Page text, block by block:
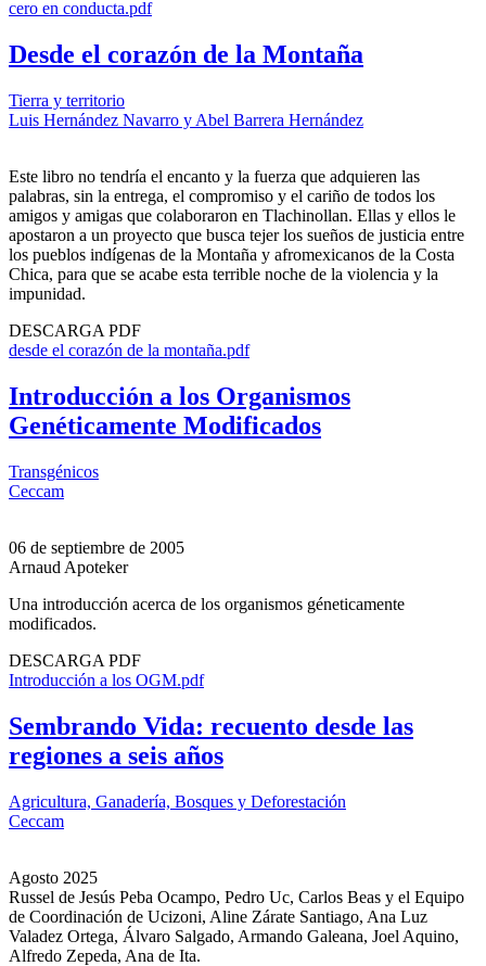
cero en conducta.pdf
Desde el corazón de la Montaña
Tierra y territorio
Luis Hernández Navarro y Abel Barrera Hernández
Este libro no tendría el encanto y la fuerza que adquieren las
palabras, sin la entrega, el compromiso y el cariño de todos los
amigos y amigas que colaboraron en Tlachinollan. Ellas y ellos le
apostaron a un proyecto que busca tejer los sueños de justicia entre
los pueblos indígenas de la Montaña y afromexicanos de la Costa
Chica, para que se acabe esta terrible noche de la violencia y la
impunidad.
DESCARGA PDF
desde el corazón de la montaña.pdf
Introducción a los Organismos
Genéticamente Modificados
Transgénicos
Ceccam
06 de septiembre de 2005
Arnaud Apoteker
Una introducción acerca de los organismos géneticamente
modificados.
DESCARGA PDF
Introducción a los OGM.pdf
Sembrando Vida: recuento desde las
regiones a seis años
Agricultura, Ganadería, Bosques y Deforestación
Ceccam
Agosto 2025
Russel de Jesús Peba Ocampo, Pedro Uc, Carlos Beas y el Equipo
de Coordinación de Ucizoni, Aline Zárate Santiago, Ana Luz
Valadez Ortega, Álvaro Salgado, Armando Galeana, Joel Aquino,
Alfredo Zepeda, Ana de Ita.